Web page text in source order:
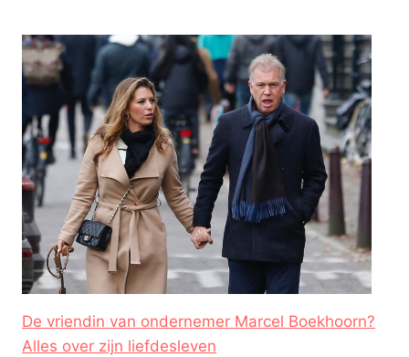
De vriendin van ondernemer Marcel Boekhoorn?
Alles over zijn liefdesleven